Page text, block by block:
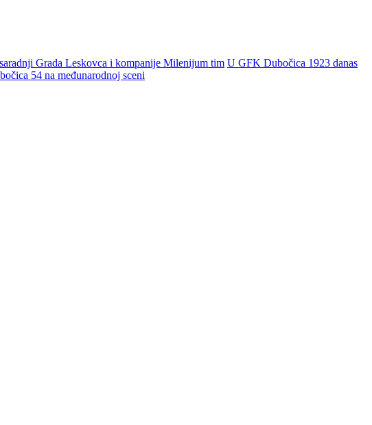
Grada Leskovca i kompanije Milenijum tim U GFK Dubočica 1923 danas
54 na međunarodnoj sceni